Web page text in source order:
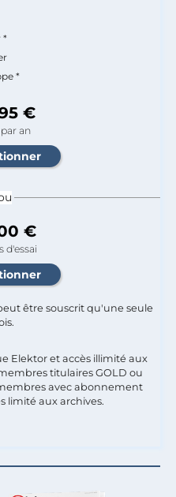
*
*
€
an
€
d'essai
être souscrit qu'une seule
Elektor et accès illimité aux
titulaires GOLD ou
avec abonnement
limité aux archives.